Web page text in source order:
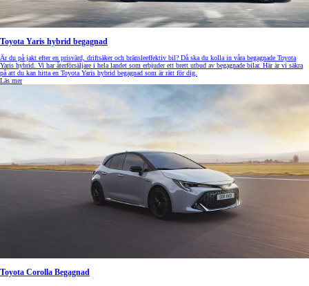
Toyota Yaris hybrid begagnad
Är du på jakt efter en prisvärd, driftsäker och bränsleeffektiv bil? Då ska du kolla in våra begagnade Toyota
Yaris hybrid. Vi har återförsäljare i hela landet som erbjuder ett brett utbud av begagnade bilar. Här är vi säkra
på att du kan hitta en Toyota Yaris hybrid begagnad som är rätt för dig.
Läs mer
Toyota Corolla Begagnad